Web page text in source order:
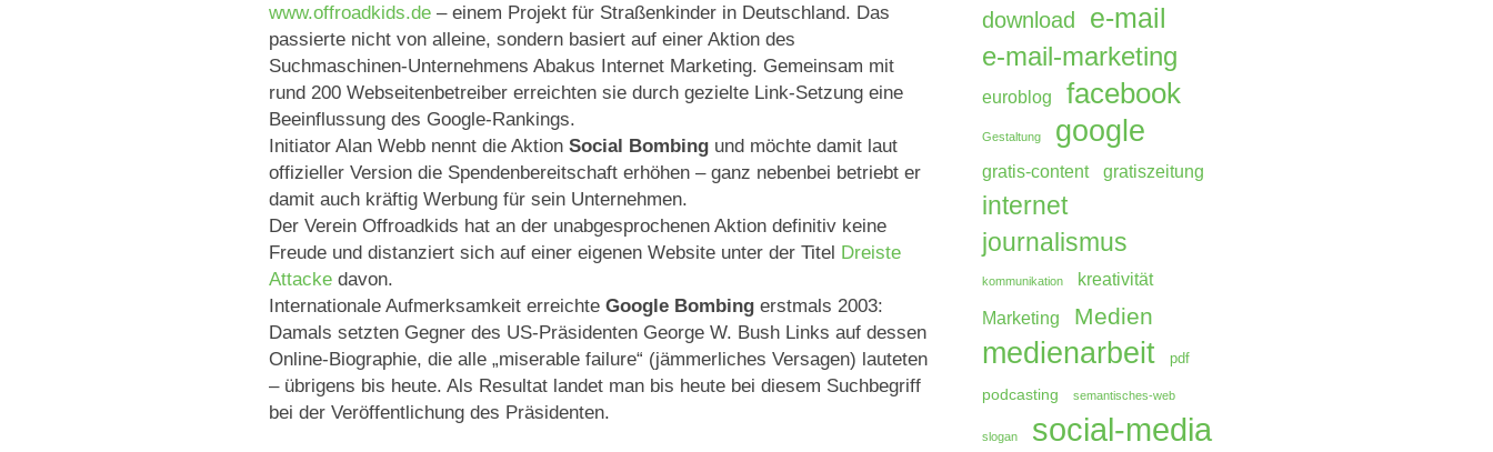
www.offroadkids.de – einem Projekt für Straßenkinder in Deutschland. Das
passierte nicht von alleine, sondern basiert auf einer Aktion des
Suchmaschinen-Unternehmens Abakus Internet Marketing. Gemeinsam mit
rund 200 Webseitenbetreiber erreichten sie durch gezielte Link-Setzung eine
Beeinflussung des Google-Rankings.
Initiator Alan Webb nennt die Aktion Social Bombing und möchte damit laut
offizieller Version die Spendenbereitschaft erhöhen – ganz nebenbei betriebt er
damit auch kräftig Werbung für sein Unternehmen.
Der Verein Offroadkids hat an der unabgesprochenen Aktion definitiv keine
Freude und distanziert sich auf einer eigenen Website unter der Titel Dreiste
Attacke davon.
Internationale Aufmerksamkeit erreichte Google Bombing erstmals 2003:
Damals setzten Gegner des US-Präsidenten George W. Bush Links auf dessen
Online-Biographie, die alle „miserable failure“ (jämmerliches Versagen) lauteten
– übrigens bis heute. Als Resultat landet man bis heute bei diesem Suchbegriff
bei der Veröffentlichung des Präsidenten.
download e-mail
e-mail-marketing
euroblog facebook
Gestaltung google
gratis-content gratiszeitung
internet
journalismus
kommunikation kreativität
Marketing Medien
medienarbeit pdf
podcasting semantisches-web
slogan social-media